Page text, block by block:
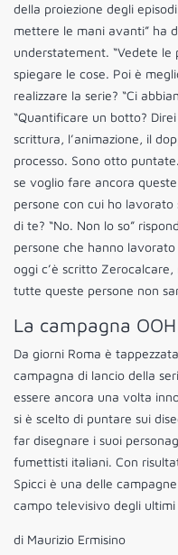
della proiezione degli
mettere le mani avanti” ha
understatement. “Vedete
spiegare le cose. Poi è
realizzare la serie? “Ci
“Quantificare un botto?
scrittura, l’animazione, il
processo. Sono otto
se voglio fare ancora
persone con cui ho lavorato
di te? “No. Non lo so”
persone che hanno
oggi c’è scritto
tutte queste persone non
La campagna OOH
Da giorni Roma è
campagna di lancio della
essere ancora una volta
si è scelto di puntare sui
far disegnare i suoi
fumettisti italiani. Con
Spicci è una delle
campo televisivo degli ultimi
di Maurizio Ermisino